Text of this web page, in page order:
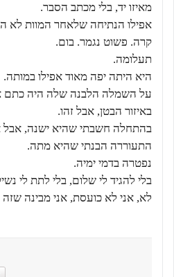
מאיזו יד, בלי מכתב הסבר.
אפילו הנתיחה שלאחר המוות לא
קרה. פשוט נגמר. בום.
תעלומה.
היא היתה יפה מאוד אפילו במותה.
על השמלה הלבנה שלה היה כתם
באיזור הבטן, אבל זהו.
בהתחלה חשבתי שהיא ישנה, אבל
התעוררה הבנתי שהיא מתה.
נפטרה בדמי ימיה.
בלי להגיד לי שלום, בלי לתת לי
לא, אני לא כועסת, אני מבינה שזה